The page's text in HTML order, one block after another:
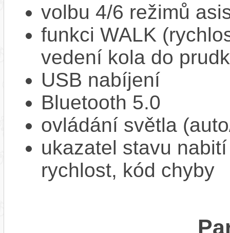
volbu 4/6 režimů
funkci WALK
vedení kola do
USB nabíjení
Bluetooth 5.0
ovládání světla
ukazatel stavu
rychlost, kód chyby